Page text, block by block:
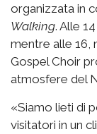
organizzata in
Walking. Alle
mentre alle 16,
Gospel Choir
atmosfere del
«Siamo lieti di
visitatori in un